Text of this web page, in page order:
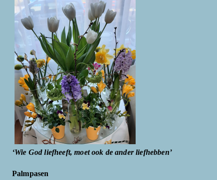
‘Wie God liefheeft, moet ook de ander liefhebben’
Palmpasen